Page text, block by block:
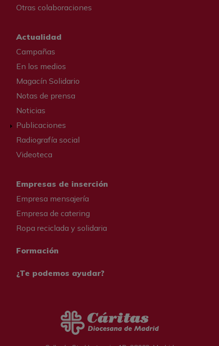
Otras colaboraciones
Actualidad
Campañas
En los medios
Magacín Solidario
Notas de prensa
Noticias
Publicaciones
Radiografía social
Videoteca
Empresas de inserción
Empresa mensajería
Empresa de catering
Ropa reciclada y solidaria
Formación
¿Te podemos ayudar?